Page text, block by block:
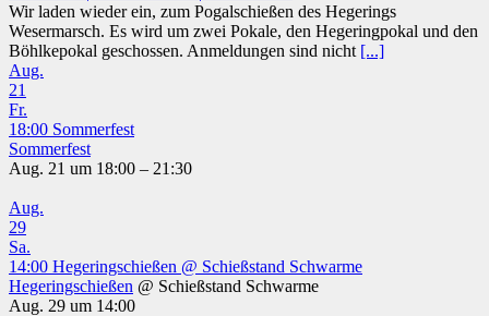
Wir laden wieder ein, zum Pogalschießen des Hegerings
Wesermarsch. Es wird um zwei Pokale, den Hegeringpokal und den
Böhlkepokal geschossen. Anmeldungen sind nicht [...]
Aug.
21
Fr.
18:00 Sommerfest
Sommerfest
Aug. 21 um 18:00 – 21:30
Aug.
29
Sa.
14:00 Hegeringschießen @ Schießstand Schwarme
Hegeringschießen @ Schießstand Schwarme
Aug. 29 um 14:00